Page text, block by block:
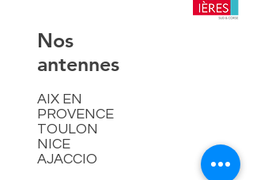
​Nos
antennes
AIX EN
PROVENCE
TOULON
NICE
AJACCIO​